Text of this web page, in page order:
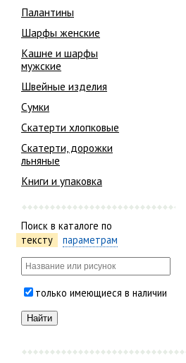
Палантины
Шарфы женские
Кашне и шарфы
мужские
Швейные изделия
Сумки
Скатерти хлопковые
Скатерти, дорожки
льняные
Книги и упаковка
Поиск в каталоге по
тексту
параметрам
только имеющиеся в наличии